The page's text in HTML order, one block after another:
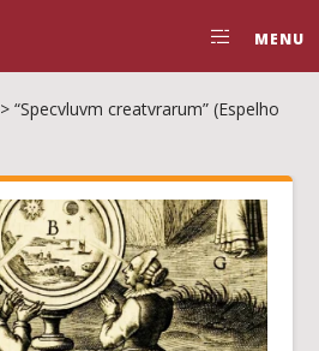
MENU
>“Specvluvm creatvrarum” (Espelho